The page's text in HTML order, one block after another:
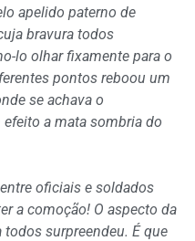
apelido paterno de
bravura todos
lo olhar fixamente para o
pontos reboou um
se achava o
a mata sombria do
oficiais e soldados
a comoção! O aspecto da
surpreendeu. É que